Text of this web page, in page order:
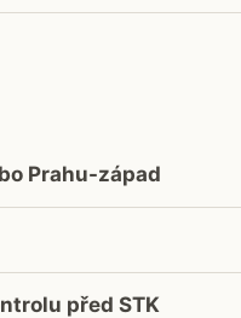
Prahu-západ
před STK